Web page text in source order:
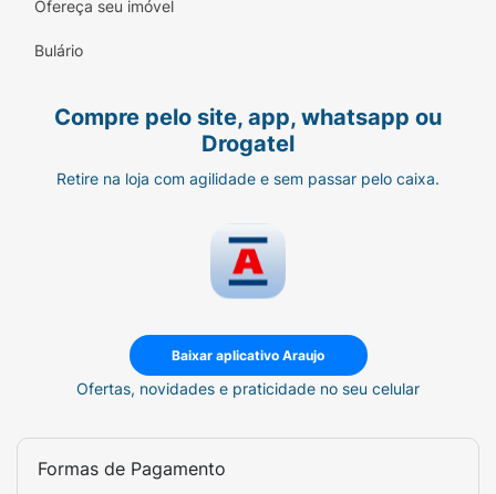
Ofereça seu imóvel
Bulário
Compre pelo site, app, whatsapp ou
Drogatel
Retire na loja com agilidade e sem passar pelo caixa.
Baixar aplicativo Araujo
Ofertas, novidades e praticidade no seu celular
Formas de Pagamento